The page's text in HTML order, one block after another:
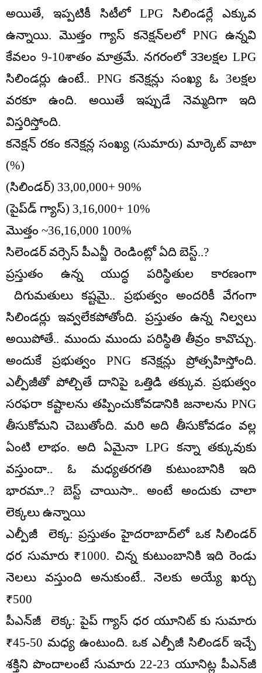
అయితే, ఇప్పటికీ సిటీలో LPG సిలిండర్లే ఎక్కువ
ఉన్నాయి. మొత్తం గ్యాస్ కనెక్షన్‌లలో PNG ఉన్నవి
కేవలం 9-10శాతం మాత్రమే. నగరంలో ౩౩లక్షల LPG
సిలిండర్లు ఉంటే.. PNG కనెక్షన్లు సంఖ్య ఓ 3లక్షల
వరకూ ఉంది. అయితే ఇప్పుడే నెమ్మదిగా ఇది
విస్తరిస్తోంది.
కనెక్షన్ రకం కనెక్షన్ల సంఖ్య (సుమారు) మార్కెట్ వాటా
(%)
(సిలిండర్) 33,00,000+ 90%
(పైప్‌డ్ గ్యాస్) 3,16,000+ 10%
మొత్తం ~36,16,000 100%
సిలెండర్ వర్సెస్ పీఎన్జీ రెండింట్లో ఏది బెస్ట్..?
ప్రస్తుతం ఉన్న యుద్ధ పరిస్థితుల కారణంగా
దిగుమతులు కష్టమై.. ప్రభుత్వం అందరికీ వేగంగా
సిలిండర్లు ఇవ్వలేకపోతోంది. ప్రస్తుతం ఉన్న నిల్వలు
అయిపోతే.. ముందు ముందు పరిస్థితి తీవ్రం కావొచ్చు.
అందుకే ప్రభుత్వం PNG కనెక్షన్లు ప్రోత్సహిస్తోంది.
ఎల్పీజీతో పోల్చితే దానిపై ఒత్తిడి తక్కువ. ప్రభుత్వం
సరఫరా కష్టాలను తప్పించుకోవడానికి జనాలను PNG
తీసుకోమని చెబుతోంది. మరి అది తీసుకోవడం వల్ల
ఏంటి లాభం. అది ఏమైనా LPG కన్నా తక్కువుకు
వస్తుందా.. ఓ మధ్యతరగతి కుటుంబానికి ఇది
భారమా..? బెస్ట్ చాయిసా.. అంటే అందుకు చాలా
లెక్కలు ఉన్నాయి
ఎల్పీజీ లెక్క: ప్రస్తుతం హైదరాబాద్‌లో ఒక సిలిండర్
ధర సుమారు ₹1000. చిన్న కుటుంబానికి ఇది రెండు
నెలలు వస్తుంది అనుకుంటే.. నెలకు అయ్యే ఖర్చు
₹500
పీఎన్‌జీ లెక్క: పైప్ గ్యాస్ ధర యూనిట్ కు సుమారు
₹45-50 మధ్య ఉంటుంది. ఒక ఎల్పీజీ సిలిండర్ ఇచ్చే
శక్తిని పొందాలంటే సుమారు 22-23 యూనిట్ల పీఎన్‌జీ